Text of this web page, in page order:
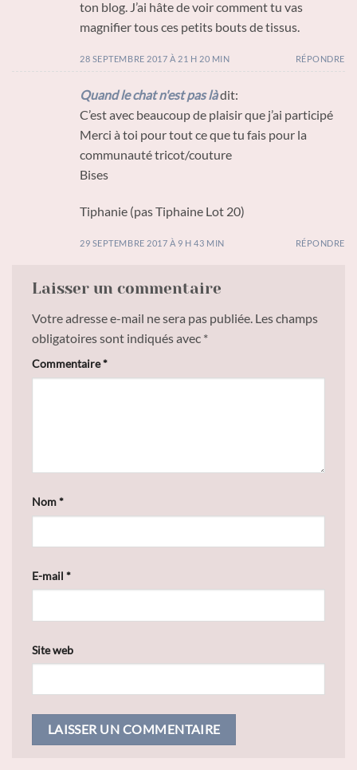
ton blog. J’ai hâte de voir comment tu vas
magnifier tous ces petits bouts de tissus.
28 SEPTEMBRE 2017 À 21 H 20 MIN RÉPONDRE
Quand le chat n'est pas làdit:
C’est avec beaucoup de plaisir que j’ai participé
Merci à toi pour tout ce que tu fais pour la
communauté tricot/couture
Bises
Tiphanie (pas Tiphaine Lot 20)
29 SEPTEMBRE 2017 À 9 H 43 MIN RÉPONDRE
Laisser un commentaire
Votre adresse e-mail ne sera pas publiée. Les champs
obligatoires sont indiqués avec *
Commentaire*
Nom*
E-mail *
Site web